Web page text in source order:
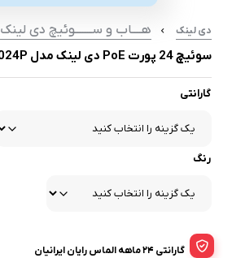
دی لینک
هــــاب و ســـــــوئیچ دی لینک
سوئیچ 24 پورت PoE دی لینک مدل DGS-F1024P
گارانتی
رنگ
گارانتی ۲۴ ماهه الماس رایان ایرانیان